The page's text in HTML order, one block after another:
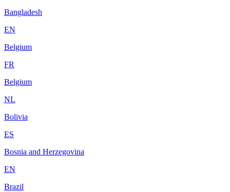
Bangladesh
EN
Belgium
FR
Belgium
NL
Bolivia
ES
Bosnia and Herzegovina
EN
Brazil